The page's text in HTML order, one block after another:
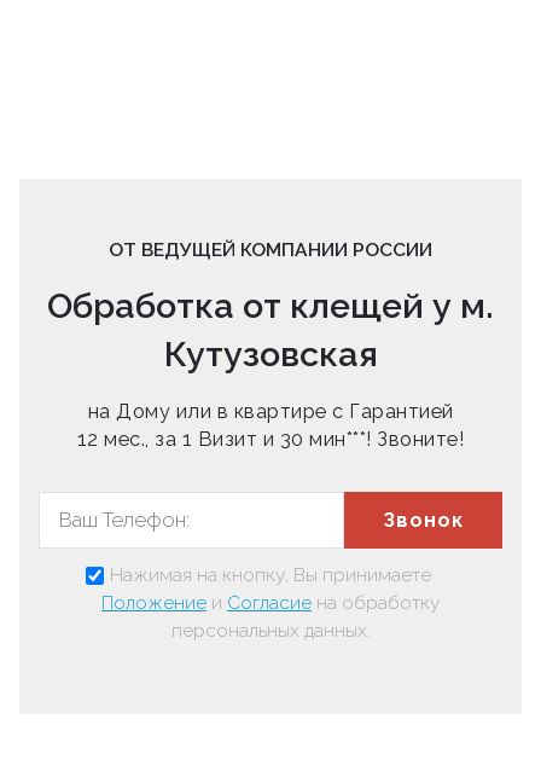
ОТ ВЕДУЩЕЙ КОМПАНИИ РОССИИ
Обработка от клещей у м.
Кутузовская
на Дому или в квартире с Гарантией
12 мес., за 1 Визит и 30 мин***! Звоните!
Звонок
Нажимая на кнопку, Вы принимаете
Положение и Согласие на обработку
персональных данных.